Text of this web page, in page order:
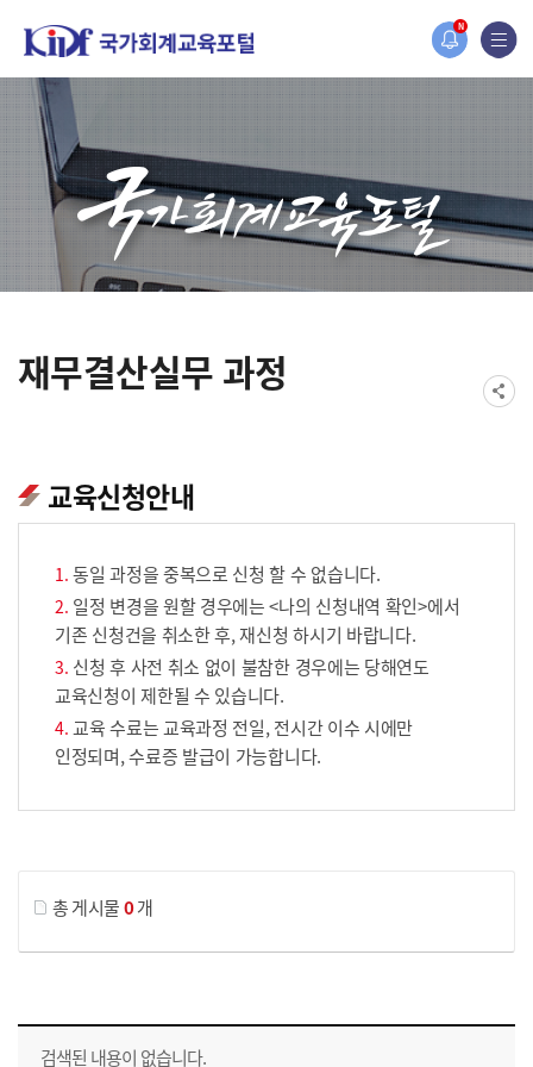
N
홈페이지가 새롭게 개편되었습니다.
한국조세재정연구원홈페이지가 새롭게 개설되었습니다.
재무결산실무 과정
교육신청안내
동일 과정을 중복으로 신청 할 수 없습니다.
일정 변경을 원할 경우에는 <나의 신청내역 확인>에서
기존 신청건을 취소한 후, 재신청 하시기 바랍니다.
신청 후 사전 취소 없이 불참한 경우에는 당해연도
교육신청이 제한될 수 있습니다.
교육 수료는 교육과정 전일, 전시간 이수 시에만
인정되며, 수료증 발급이 가능합니다.
총 게시물0개
교육신청 목록을 나타낸 표로 회차, 지역, 접수기간, 교육기간, 교육장소, 신청인원/모집인원, 상태로 나뉘어 설명합니다.
검색된 내용이 없습니다.